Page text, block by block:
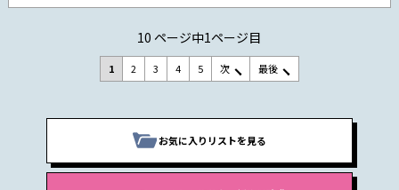
10 ページ中1ページ目
1 2 3 4 5 次 最後
お気に入りリストを見る